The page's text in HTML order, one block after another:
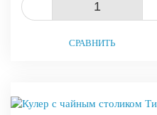
СРАВНИТЬ